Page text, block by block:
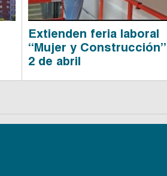
Extienden feria laboral
“Mujer y
2 de abril